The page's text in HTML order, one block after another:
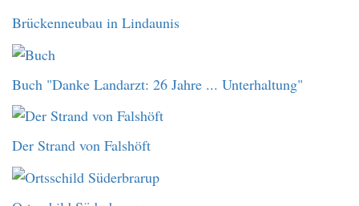
Brückenneubau in Lindaunis
Buch "Danke Landarzt: 26 Jahre ... Unterhaltung"
Der Strand von Falshöft